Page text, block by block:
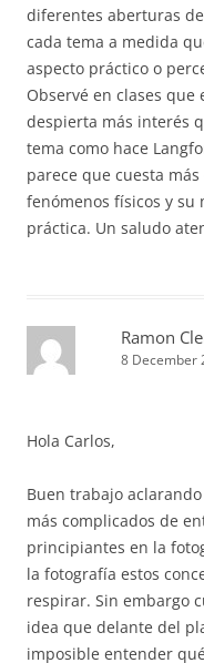
diferentes aberturas
cada tema a medida
aspecto práctico o
Observé en clases
despierta más interés
tema como hace
parece que cuesta
fenómenos físicos y su
práctica. Un saludo
Ramon
8 December
Hola Carlos,
Buen trabajo
más complicados de
principiantes en la
la fotografía estos
respirar. Sin embargo
idea que delante del
imposible entender